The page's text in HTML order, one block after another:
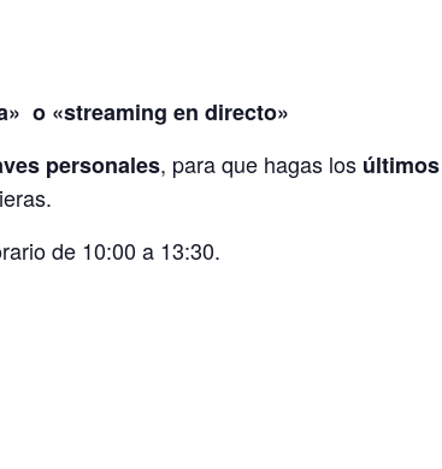
o «streaming en directo»
personales, para que hagas los
de 10:00 a 13:30.